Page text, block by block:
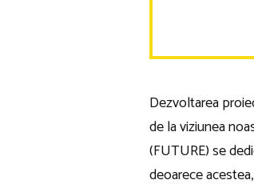
Dezvoltarea
de la viziunea
(FUTURE) se
deoarece